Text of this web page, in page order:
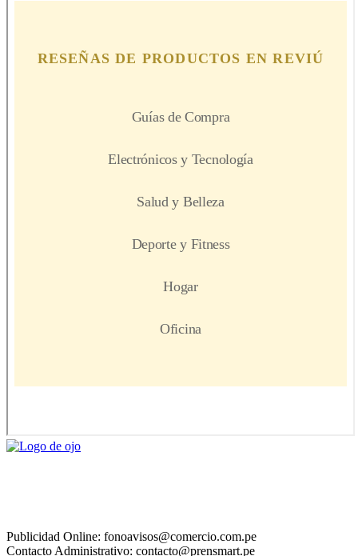
Publicidad Online: fonoavisos@comercio.com.pe
Contacto Administrativo: contacto@prensmart.pe